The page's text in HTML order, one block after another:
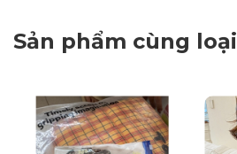
Sản phẩm cùng loại